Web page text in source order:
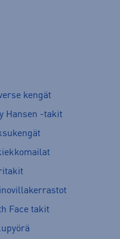
kengät
Hansen -takit
Face takit